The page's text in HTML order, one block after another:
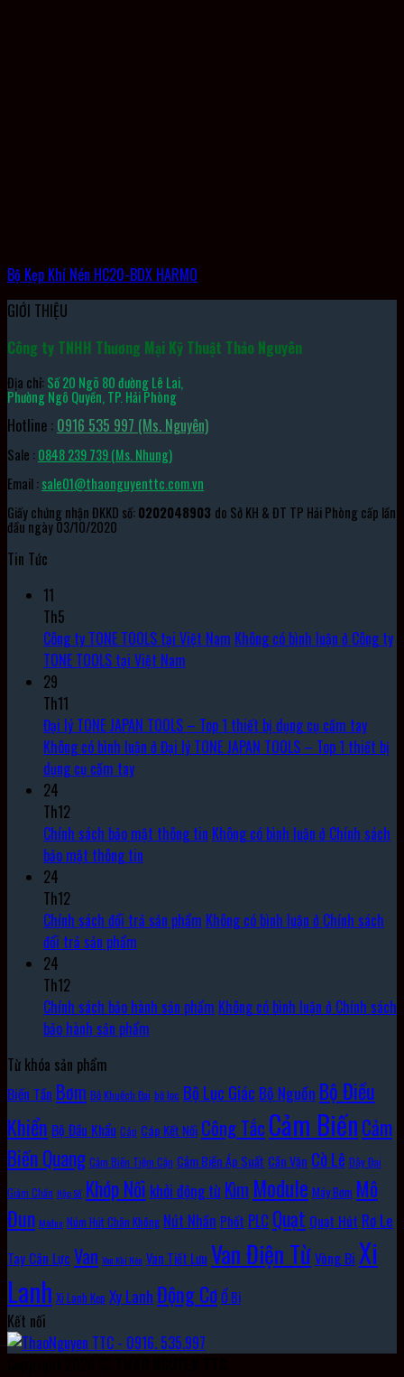
Bộ Kẹp Khí Nén HC20-BDX HARMO
GIỚI THIỆU
Công ty TNHH Thương Mại Kỹ Thuật Thảo Nguyên
Địa chỉ:Số 20 Ngõ 80 đường Lê Lai,
Phường Ngô Quyền, TP. Hải Phòng
Hotline : 0916 535 997 (Ms. Nguyên)
Sale :0848 239 739 (Ms. Nhung)
Email :sale01@thaonguyenttc.com.vn
Giấy chứng nhận ĐKKD số:0202048903 do Sở KH & ĐT TP Hải Phòng cấp lần
đầu ngày 03/10/2020
Tin Tức
11
Th5
Công ty TONE TOOLS tại Việt Nam Không có bình luận ở Công ty
TONE TOOLS tại Việt Nam
29
Th11
Đại lý TONE JAPAN TOOLS – Top 1 thiết bị dụng cụ cầm tay
Không có bình luận ở Đại lý TONE JAPAN TOOLS – Top 1 thiết bị
dụng cụ cầm tay
24
Th12
Chính sách bảo mật thông tin Không có bình luận ở Chính sách
bảo mật thông tin
24
Th12
Chính sách đổi trả sản phẩm Không có bình luận ở Chính sách
đổi trả sản phẩm
24
Th12
Chính sách bảo hành sản phẩm Không có bình luận ở Chính sách
bảo hành sản phẩm
Từ khóa sản phẩm
Biến Tần Bơm Bộ Khuếch Đại bộ lọc Bộ Lục Giác Bộ Nguồn Bộ Điều
Khiển Bộ Đầu Khẩu Cáp Cáp Kết Nối Công TắcCảm BiếnCảm
Biến Quang Cảm Biến Tiệm Cận Cảm Biến Áp Suất Cần Vặn Cờ Lê Dây Đai
Giảm Chấn Hộp Số Khớp Nối khởi động từ Kìm Module Máy Bơm Mô
Đun Môđun Núm Hút Chân Không Nút Nhấn Phốt PLC Quạt Quạt Hút Rơ Le
Tay Cân Lực Van Van Khí Nén Van Tiết Lưu Van Điện TừVòng Bi Xi
Lanh Xi Lanh Kẹp Xy LanhĐộng CơỔ Bi
Kết nối